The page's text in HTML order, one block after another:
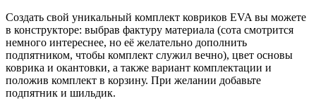
Создать свой уникальный комплект ковриков EVA вы можете
в конструкторе: выбрав фактуру материала (сота смотрится
немного интереснее, но её желательно дополнить
подпятником, чтобы комплект служил вечно), цвет основы
коврика и окантовки, а также вариант комплектации и
положив комплект в корзину. При желании добавьте
подпятник и шильдик.